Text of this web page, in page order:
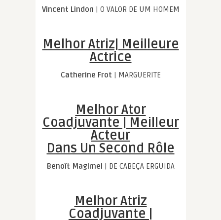
Vincent Lindon | O VALOR DE UM HOMEM
Melhor Atriz| Meilleure
Actrice
Catherine Frot | MARGUERITE
Melhor Ator
Coadjuvante | Meilleur
Acteur
Dans Un Second Rôle
Benoît Magimel | DE CABEÇA ERGUIDA
Melhor Atriz
Coadjuvante |